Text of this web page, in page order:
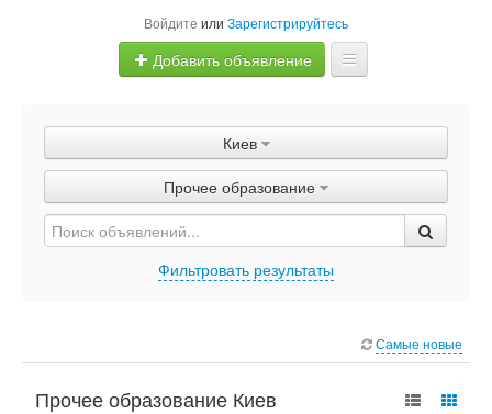
Войдите или Зарегистрируйтесь
Добавить объявление
Объявления
Быстрая продажа
Киев
Прочее образование
Фильтровать результаты
Самые новые
Прочее образование Киев